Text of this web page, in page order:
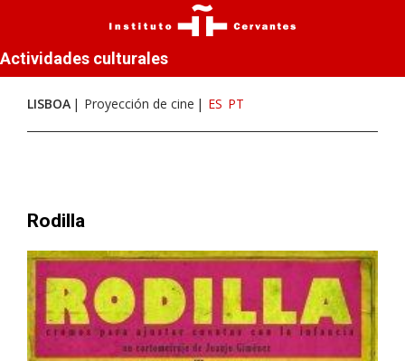
Actividades culturales
LISBOA Proyección de cine ES PT
Rodilla